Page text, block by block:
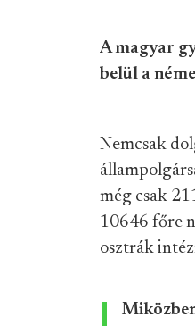
A magyar
belül a
Nemcsak
még csak
10646 főre
osztrák